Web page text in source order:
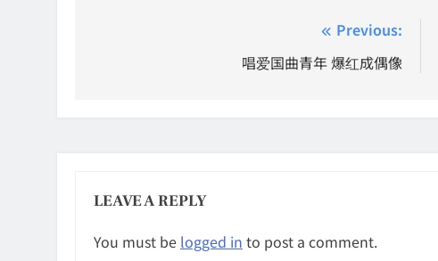
Previous:
唱爱国曲青年 爆红成偶像
LEAVE A REPLY
You must be logged in to post a comment.